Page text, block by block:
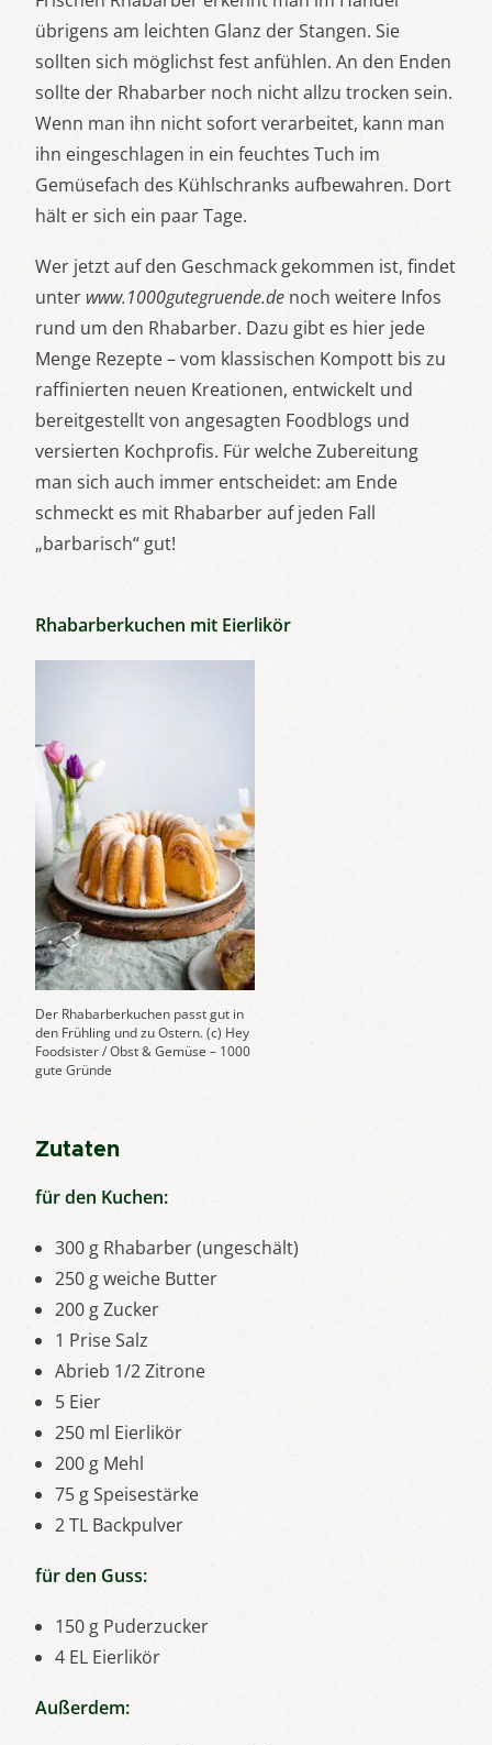
übrigens am leichten Glanz der Stangen. Sie
sollten sich möglichst fest anfühlen. An den Enden
sollte der Rhabarber noch nicht allzu trocken sein.
Wenn man ihn nicht sofort verarbeitet, kann man
ihn eingeschlagen in ein feuchtes Tuch im
Gemüsefach des Kühlschranks aufbewahren. Dort
hält er sich ein paar Tage.
Wer jetzt auf den Geschmack gekommen ist, findet
unter www.1000gutegruende.de noch weitere Infos
rund um den Rhabarber. Dazu gibt es hier jede
Menge Rezepte – vom klassischen Kompott bis zu
raffinierten neuen Kreationen, entwickelt und
bereitgestellt von angesagten Foodblogs und
versierten Kochprofis. Für welche Zubereitung
man sich auch immer entscheidet: am Ende
schmeckt es mit Rhabarber auf jeden Fall
„barbarisch“ gut!
Rhabarberkuchen mit Eierlikör
Der Rhabarberkuchen passt gut in
den Frühling und zu Ostern. (c) Hey
Foodsister / Obst & Gemüse – 1000
gute Gründe
Zutaten
für den Kuchen:
300 g Rhabarber (ungeschält)
250 g weiche Butter
200 g Zucker
1 Prise Salz
Abrieb 1/2 Zitrone
5 Eier
250 ml Eierlikör
200 g Mehl
75 g Speisestärke
2 TL Backpulver
für den Guss:
150 g Puderzucker
4 EL Eierlikör
Außerdem: